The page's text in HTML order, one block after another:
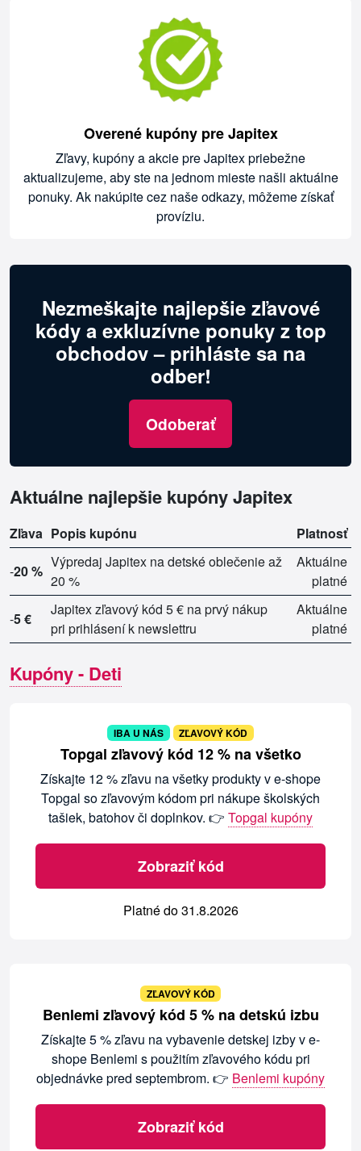
Overené kupóny pre Japitex
Zľavy, kupóny a akcie pre Japitex priebežne
aktualizujeme, aby ste na jednom mieste našli aktuálne
ponuky. Ak nakúpite cez naše odkazy, môžeme získať
províziu.
Nezmeškajte najlepšie zľavové
kódy a exkluzívne ponuky z top
obchodov – prihláste sa na
odber!
Odoberať
Aktuálne najlepšie kupóny Japitex
Zľava Popis kupónu Platnosť
-20 %
Výpredaj Japitex na detské oblečenie až
20 %
Aktuálne
platné
-5 €
Japitex zľavový kód 5 € na prvý nákup
pri prihlásení k newslettru
Aktuálne
platné
Kupóny - Deti
IBA U NÁS ZĽAVOVÝ KÓD
Topgal zľavový kód 12 % na všetko
Získajte 12 % zľavu na všetky produkty v e-shope
Topgal so zľavovým kódom pri nákupe školských
tašiek, batohov či doplnkov. 👉 Topgal kupóny
Zobraziť kód
Platné do 31.8.2026
ZĽAVOVÝ KÓD
Benlemi zľavový kód 5 % na detskú izbu
Získajte 5 % zľavu na vybavenie detskej izby v e-
shope Benlemi s použitím zľavového kódu pri
objednávke pred septembrom. 👉 Benlemi kupóny
Zobraziť kód